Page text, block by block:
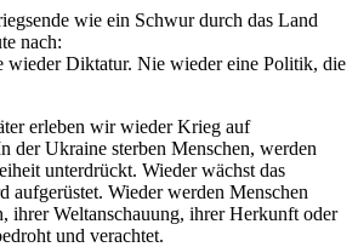
wie ein Schwur durch das Land
nach:
wieder Diktatur. Nie wieder eine Politik, die
erleben wir wieder Krieg auf
der Ukraine sterben Menschen, werden
unterdrückt. Wieder wächst das
aufgerüstet. Wieder werden Menschen
ihrer Weltanschauung, ihrer Herkunft oder
und verachtet.